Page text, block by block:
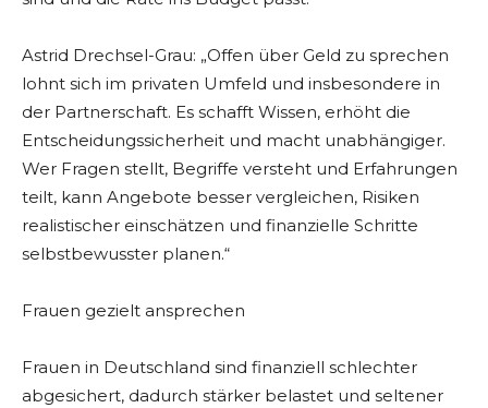
Astrid Drechsel-Grau: „Offen über Geld zu sprechen
lohnt sich im privaten Umfeld und insbesondere in
der Partnerschaft. Es schafft Wissen, erhöht die
Entscheidungssicherheit und macht unabhängiger.
Wer Fragen stellt, Begriffe versteht und Erfahrungen
teilt, kann Angebote besser vergleichen, Risiken
realistischer einschätzen und finanzielle Schritte
selbstbewusster planen.“
Frauen gezielt ansprechen
Frauen in Deutschland sind finanziell schlechter
abgesichert, dadurch stärker belastet und seltener